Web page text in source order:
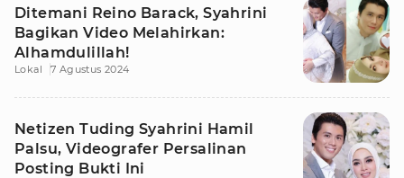
Ditemani Reino Barack, Syahrini
Bagikan Video Melahirkan:
Alhamdulillah!
Lokal 7 Agustus 2024
Netizen Tuding Syahrini Hamil
Palsu, Videografer Persalinan
Posting Bukti Ini